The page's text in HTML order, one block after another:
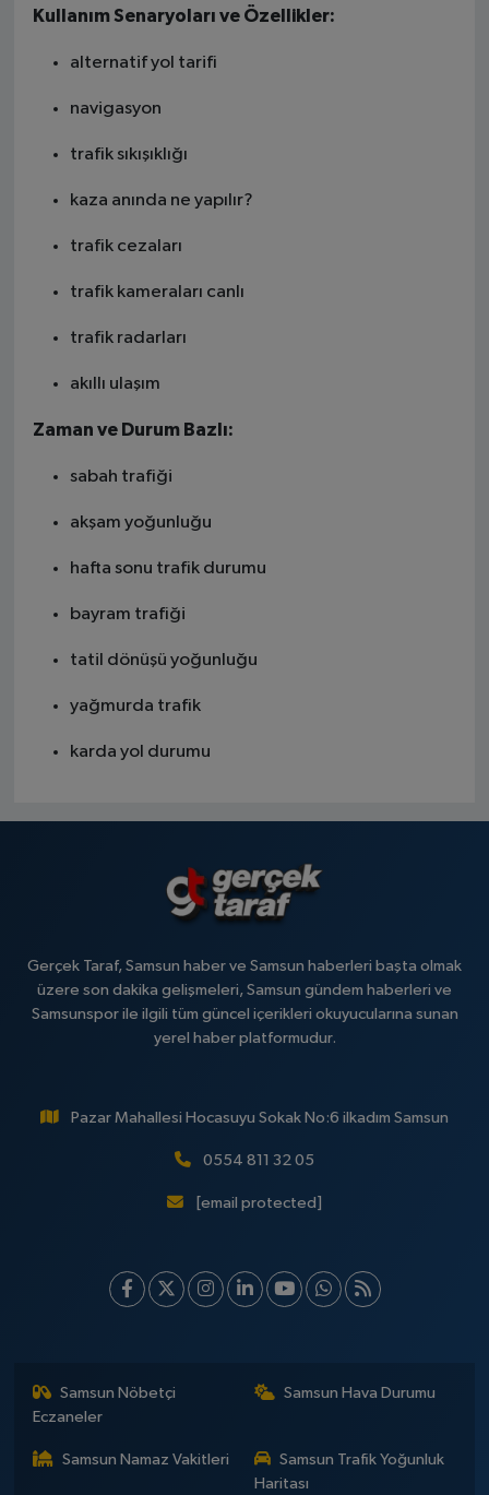
Kullanım Senaryoları ve Özellikler:
alternatif yol tarifi
navigasyon
trafik sıkışıklığı
kaza anında ne yapılır?
trafik cezaları
trafik kameraları canlı
trafik radarları
akıllı ulaşım
Zaman ve Durum Bazlı:
sabah trafiği
akşam yoğunluğu
hafta sonu trafik durumu
bayram trafiği
tatil dönüşü yoğunluğu
yağmurda trafik
karda yol durumu
Gerçek Taraf, Samsun haber ve Samsun haberleri başta olmak
üzere son dakika gelişmeleri, Samsun gündem haberleri ve
Samsunspor ile ilgili tüm güncel içerikleri okuyucularına sunan
yerel haber platformudur.
Pazar Mahallesi Hocasuyu Sokak No:6 ilkadım Samsun
0554 811 32 05
[email protected]
Samsun Nöbetçi
Eczaneler
Samsun Hava Durumu
Samsun Namaz Vakitleri
Samsun Trafik Yoğunluk
Haritası